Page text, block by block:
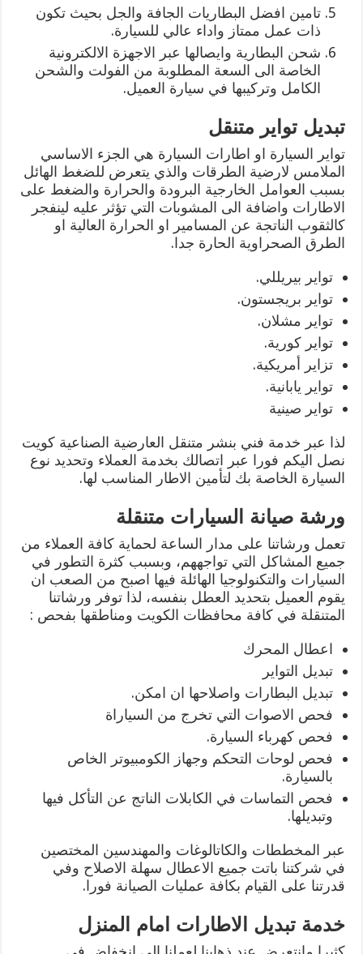
تامين افضل البطاريات الجافة والجل بحيث تكون
ذات عمل ممتاز واداء عالي للسيارة.
شحن البطارية وايصالها عبر الاجهزة الالكترونية
الخاصة الى السعة المطلوبة من الفولت والشحن
الكامل وتركيبها في سيارة العميل.
تبديل تواير متنقل
تواير السيارة او اطارات السيارة هي الجزء الاساسي
الملامس لارضية الطرقات والذي يتعرض للضغط الهائل
بسبب العوامل الخارجية البرودة والحرارة والضغط على
الاطارات واضافة الى المشوبات التي تؤثر عليه لينفجر
كالثقوب الناتجة عن المسامير او الحرارة العالية او
الطرق الصحراوية الحارة جدا.
تواير بيريللي.
تواير بريجستون.
تواير مشلان.
تواير كورية.
تزاير أمريكية.
تواير يابانية.
تواير صينية
لذا عبر خدمة فني بنشر متنقل العارضية الصناعية كويت
نصل اليكم فورا عبر اتصالك بخدمة العملاء وتحديد نوع
السيارة الخاصة بك لتأمين الاطار المناسب لها.
ورشة صيانة السيارات متنقلة
تعمل ورشاتنا على مدار الساعة لحماية كافة العملاء من
جميع المشاكل التي تواجههم، وبسبب كثرة التطور في
السيارات والتكنولوجيا الهائلة فيها اصبح من الصعب ان
يقوم العميل بتحديد العطل بنفسه، لذا توفر ورشاتنا
المتنقلة في كافة محافظات الكويت ومناطقها بفحص :
اعطال المحرك
تبديل التواير
تبديل البطارات واصلاحها ان امكن.
فحص الاصوات التي تخرج من السياراة
فحص كهرباء السيارة.
فحص لوحات التحكم وجهاز الكومبيوتر الخاص
بالسيارة.
فحص التماسات في الكابلات الناتج عن التأكل فيها
وتبديلها.
عبر المخططات والكاتالوغات والمهندسين المختصين
في شركتنا باتت جميع الاعطال سهلة الاصلاح وفي
قدرتنا على القيام بكافة عمليات الصيانة فورا.
خدمة تبديل الاطارات امام المنزل